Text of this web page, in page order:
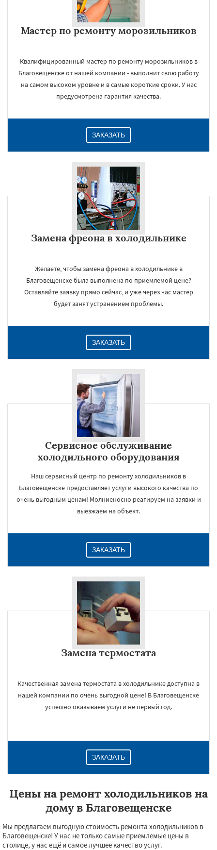
Мастер по ремонту морозильников
Квалифицированный мастер по ремонту морозильников в
Благовещенске от нашей компании - выполнит свою работу
на самом высоком уровне и в самые короткие сроки. У нас
предусмотрена гарантия качества.
ЗАКАЗАТЬ
Замена фреона в холодильнике
Желаете, чтобы замена фреона в холодильнике в
Благовещенске была выполнена по приемлемой цене?
Оставляйте заявку прямо сейчас, и уже через час мастер
будет занят устранением проблемы.
ЗАКАЗАТЬ
Сервисное обслуживание
холодильного оборудования
Наш сервисный центр по ремонту холодильников в
Благовещенске предоставляет услуги высокого качества по
очень выгодным ценам! Молниеносно реагируем на заявки и
выезжаем на объект.
ЗАКАЗАТЬ
Замена термостата
Качественная замена термостата в холодильнике доступна в
нашей компании по очень выгодной цене! В Благовещенске
успешно оказываем услуги не первый год.
ЗАКАЗАТЬ
Цены на ремонт холодильников на
дому в Благовещенске
Мы предлагаем выгодную стоимость ремонта холодильников в
Благовещенске! У нас не только самые приемлемые цены в
столице, у нас ещё и самое лучшее качество услуг.
Даю согласие на обработку персональных данных